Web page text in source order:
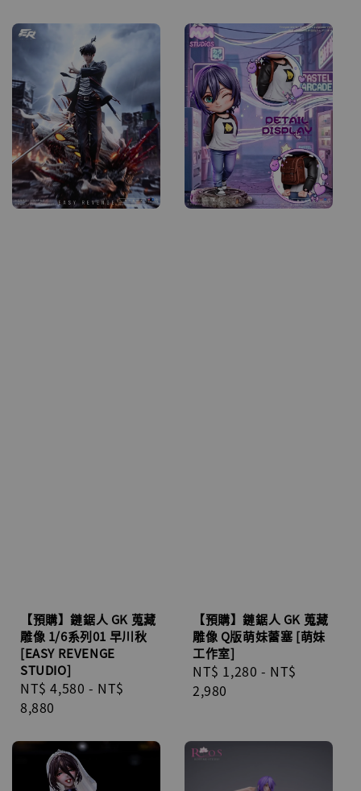
【預購】鏈鋸人 GK 蒐藏
雕像 1/6系列01 早川秋
[EASY REVENGE
STUDIO]
Regular
price
NT$ 4,580 - NT$
8,880
【預購】鏈鋸人 GK 蒐藏
雕像 Q版萌妹蕾塞 [萌妹
工作室]
Regular
price
NT$ 1,280 - NT$
2,980